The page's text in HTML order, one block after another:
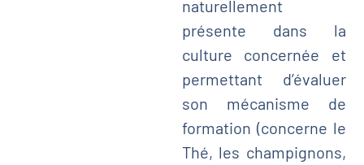
naturellement
présente dans la
culture concernée et
permettant d’évaluer
son mécanisme de
formation (concerne le
Thé, les champignons,